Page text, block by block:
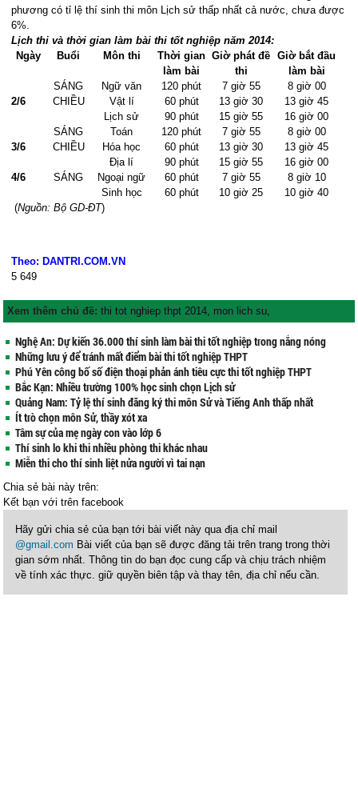
phương có tỉ lệ thí sinh thi môn Lịch sử thấp nhất cả nước, chưa được
6%.
Lịch thi và thời gian làm bài thi tốt nghiệp năm 2014:
Ngày
Buổi Môn thi
Thời gian
làm bài
Giờ phát đề
thi
Giờ bắt đầu
làm bài
2/6
SÁNG Ngữ văn 120 phút 7 giờ 55
8 giờ 00
CHIỀU
Vật lí 60 phút 13 giờ 30
13 giờ 45
Lịch sử
90 phút 15 giờ 55 16 giờ 00
3/6
SÁNG Toán 120 phút 7 giờ 55
8 giờ 00
CHIỀU
Hóa học 60 phút 13 giờ 30
13 giờ 45
Địa lí
90 phút 15 giờ 55
16 giờ 00
4/6
SÁNG Ngoại ngữ 60 phút 7 giờ 55
8 giờ 10
Sinh học
60 phút 10 giờ 25
10 giờ 40
(Nguồn: Bộ GD-ĐT)
Theo: DANTRI.COM.VN
5 649
Xem thêm chủ đề:thi tot nghiep thpt 2014, mon lich su,
Nghệ An: Dự kiến 36.000 thí sinh làm bài thi tốt nghiệp trong nắng nóng
Những lưu ý để tránh mất điểm bài thi tốt nghiệp THPT
Phú Yên công bố số điện thoại phản ánh tiêu cực thi tốt nghiệp THPT
Bắc Kạn: Nhiều trường 100% học sinh chọn Lịch sử
Quảng Nam: Tỷ lệ thí sinh đăng ký thi môn Sử và Tiếng Anh thấp nhất
Ít trò chọn môn Sử, thầy xót xa
Tâm sự của mẹ ngày con vào lớp 6
Thí sinh lo khi thi nhiều phòng thi khác nhau
Miễn thi cho thí sinh liệt nửa người vì tai nạn
Chia sẻ bài này trên:
Kết bạn vớitrên facebook
Hãy gửi chia sẻ của bạn tới bài viết này qua địa chỉ mail
@gmail.com Bài viết của bạn sẽ được đăng tải trên trang trong thời
gian sớm nhất. Thông tin do bạn đọc cung cấp và chịu trách nhiệm
về tính xác thực. giữ quyền biên tập và thay tên, địa chỉ nếu cần.